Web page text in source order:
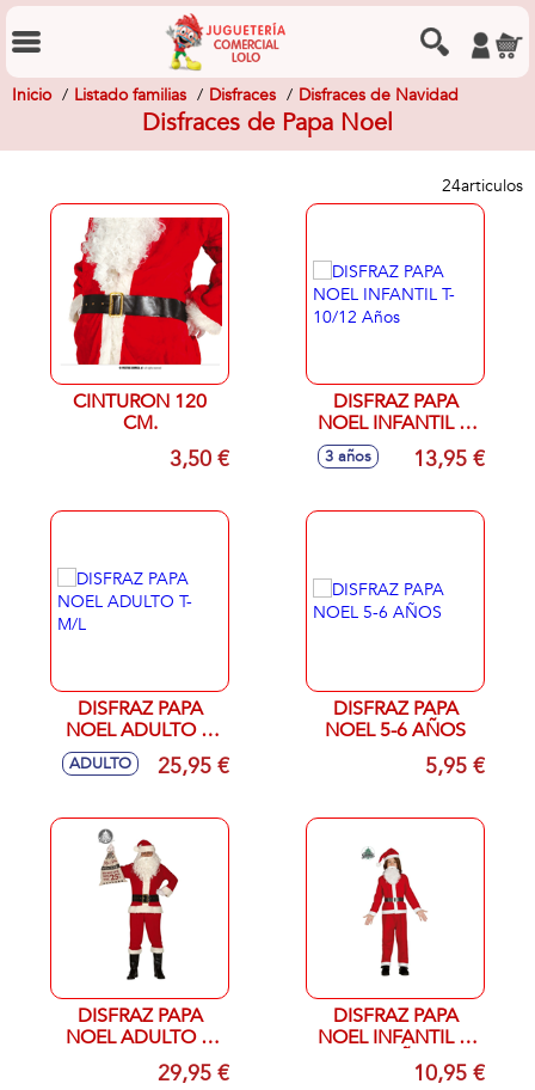
Inicio Listado familias Disfraces Disfraces de Navidad
Disfraces de Papa Noel
24articulos
CINTURON 120
CM.
3,50 €
DISFRAZ PAPA
NOEL INFANTIL T-
10/12 Años
3 años 13,95 €
DISFRAZ PAPA
NOEL ADULTO T-
M/L
ADULTO 25,95 €
DISFRAZ PAPA
NOEL 5-6 AÑOS
5,95 €
DISFRAZ PAPA
NOEL ADULTO T-
29,95 €
DISFRAZ PAPA
NOEL INFANTIL T-
3/4 AÑOS10,95 €